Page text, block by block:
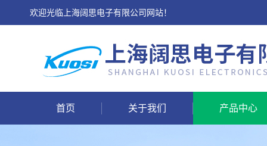
欢迎光临上海阔思电子有限公司网站！
首页 关于我们 产品中心